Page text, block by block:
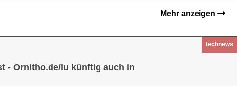
Mehr anzeigen
technews
- Ornitho.de/lu künftig auch in